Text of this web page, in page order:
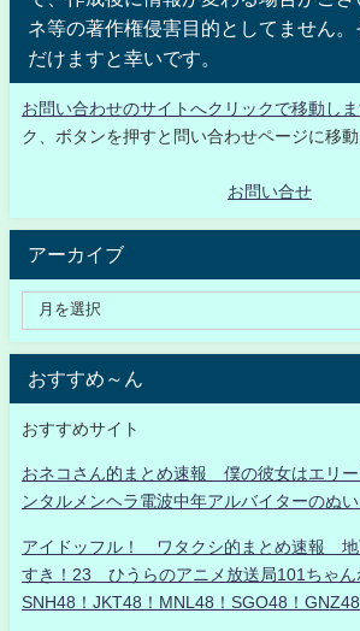
ネ等の著作権侵害目的としてません
だけますと幸いです。
お問い合わせのサイトへクリックで移動しま
ク、ボタンを押すと問い合わせページに移動
お問い合せ
アーカイブ
おすすめ～ん
おすすめサイト
おネコさん的まとめ速報 僕の彼女はエリー
ンタルメンヘラ電波中年アルバイターのぬ
アイドッフル！ ワタクシ的まとめ速報 地
すき！23 ひうらのアニメ放送局101ちゃ
SNH48！JKT48！MNL48！SGO48！